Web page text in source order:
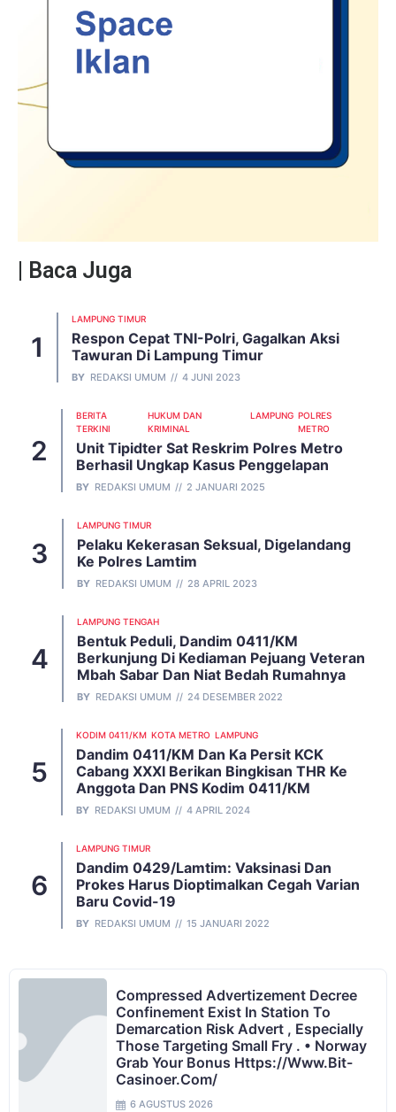
| Baca Juga
LAMPUNG TIMUR
Respon Cepat TNI-Polri, Gagalkan Aksi
Tawuran Di Lampung Timur
BY REDAKSI UMUM 4 JUNI 2023
BERITA
TERKINI
HUKUM DAN
KRIMINAL
LAMPUNG POLRES
METRO
Unit Tipidter Sat Reskrim Polres Metro
Berhasil Ungkap Kasus Penggelapan
BY REDAKSI UMUM 2 JANUARI 2025
LAMPUNG TIMUR
Pelaku Kekerasan Seksual, Digelandang
Ke Polres Lamtim
BY REDAKSI UMUM 28 APRIL 2023
LAMPUNG TENGAH
Bentuk Peduli, Dandim 0411/KM
Berkunjung Di Kediaman Pejuang Veteran
Mbah Sabar Dan Niat Bedah Rumahnya
BY REDAKSI UMUM 24 DESEMBER 2022
KODIM 0411/KM KOTA METRO LAMPUNG
Dandim 0411/KM Dan Ka Persit KCK
Cabang XXXI Berikan Bingkisan THR Ke
Anggota Dan PNS Kodim 0411/KM
BY REDAKSI UMUM 4 APRIL 2024
LAMPUNG TIMUR
Dandim 0429/Lamtim: Vaksinasi Dan
Prokes Harus Dioptimalkan Cegah Varian
Baru Covid-19
BY REDAKSI UMUM 15 JANUARI 2022
Compressed Advertizement Decree
Confinement Exist In Station To
Demarcation Risk Advert , Especially
Those Targeting Small Fry . • Norway
Grab Your Bonus Https://www.bit-
Casinoer.com/
6 AGUSTUS 2026